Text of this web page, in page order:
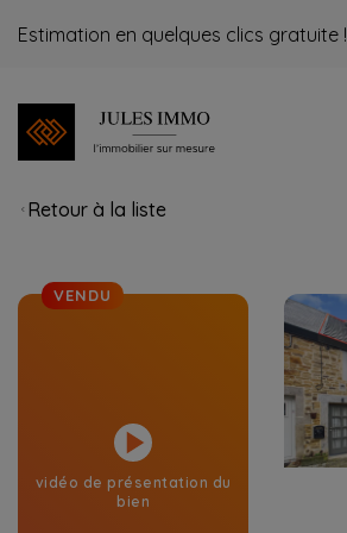
Estimation en quelques clics gratuite !
Retour à la liste
vidéo de présentation du
bien
VENDU